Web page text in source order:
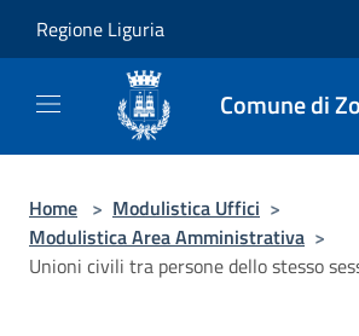
Regione Liguria
Comune di
Home > Modulistica Uffici >
Modulistica Area Amministrativa >
Unioni civili tra persone dello stesso